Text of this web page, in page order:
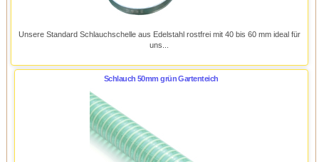
Unsere Standard Schlauchschelle aus Edelstahl rostfrei mit 40 bis 60 mm ideal für
uns...
Schlauch 50mm grün Gartenteich